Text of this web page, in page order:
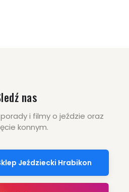
nas
i filmy o jeździe oraz
konnym.
Jeździecki Hrabikon